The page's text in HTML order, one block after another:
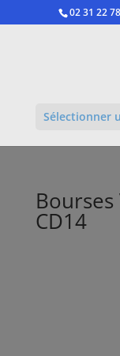
02 31 22
Sélectionner
Bourses
CD14